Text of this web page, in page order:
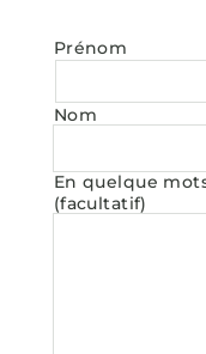
Prénom
Nom
En quelque
(facultatif)